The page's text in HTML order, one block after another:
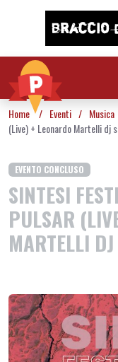
Vai al contenuto
Home / Eventi / Musica
(Live) + Leonardo Martelli dj
EVENTO CONCLUSO
SINTESI
PULSAR
MARTELLI DJ